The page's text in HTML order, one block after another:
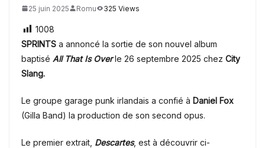
25 juin 2025 Romu 325 Views
1008
SPRINTS a annoncé la sortie de son nouvel album
baptisé All That Is Overle 26 septembre 2025 chez City
Slang.
Le groupe garage punk irlandais a confié à Daniel Fox
(Gilla Band) la production de son second opus.
Le premier extrait, Descartes, est à découvrir ci-